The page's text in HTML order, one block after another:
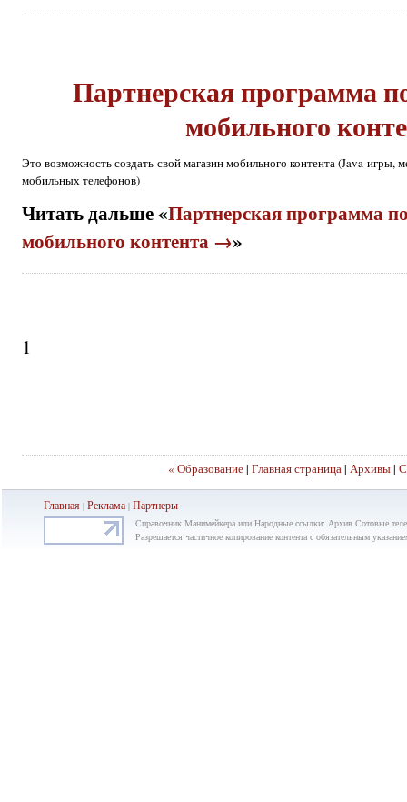
Партнерская программа
мобильного
Это возможность создать свой магазин мобильного контента (Java-игры,
мобильных телефонов)
Читать дальше «Партнерская программа
мобильного контента →»
1
« Образование| Главная страница| Архивы|
Главная |Реклама|Партнеры
Справочник Манимейкера или Народные ссылки: Архив Сотовые
Разрешается частичное копирование контента с обязательным